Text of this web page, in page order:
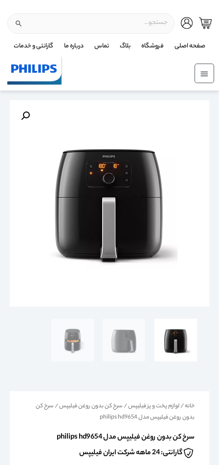
صفحه اصلی فروشگاه بلاگ تماس درباره ما گارانتی و خدمات
خانه/لوازم پخت و پز فیلیپس/ سرخ کن بدون روغن فیلیپس/ سرخ کن
بدون روغن فیلیپس مدل philips hd9654
سرخ کن بدون روغن فیلیپس مدل philips hd9654
گارانتی: 24 ماهه شرکت ایران فیلیپس